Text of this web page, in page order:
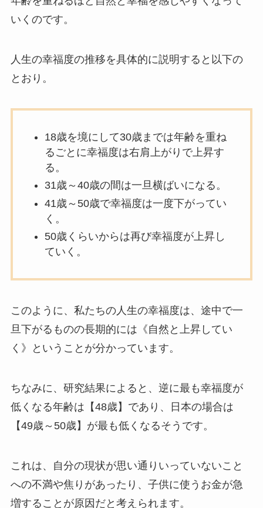
いくのです。
人生の幸福度の推移を具体的に説明すると以下の
とおり。
18歳を境にして30歳までは年齢を重ね
るごとに幸福度は右肩上がりで上昇す
る。
31歳～40歳の間は一旦横ばいになる。
41歳～50歳で幸福度は一度下がってい
く。
50歳くらいからは再び幸福度が上昇し
ていく。
このように、私たちの人生の幸福度は、途中で一
旦下がるものの長期的には《自然と上昇してい
く》ということが分かっています。
ちなみに、研究結果によると、逆に最も幸福度が
低くなる年齢は【48歳】であり、日本の場合は
【49歳～50歳】が最も低くなるそうです。
これは、自分の現状が思い通りいっていないこと
への不満や焦りがあったり、子供に使うお金が急
増することが原因だと考えられます。